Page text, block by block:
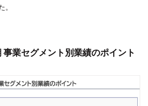
。
業セグメント別業績のポイント